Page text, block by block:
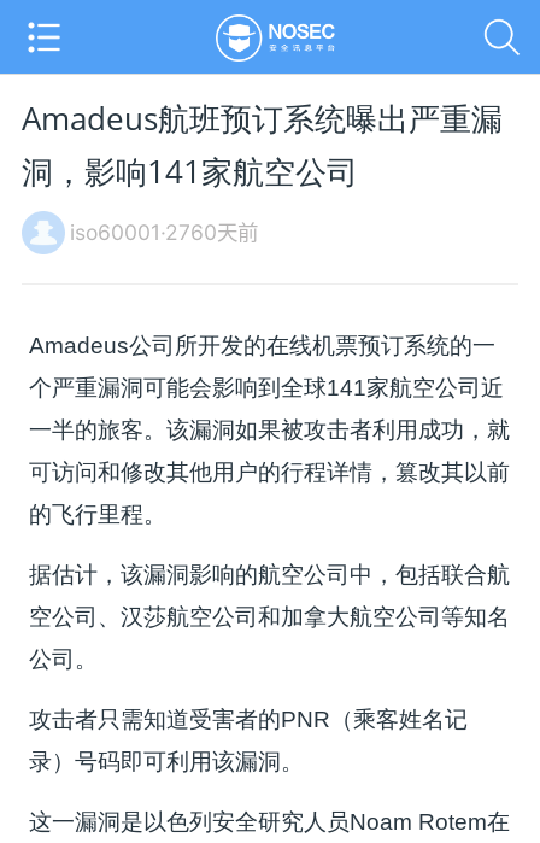
Amadeus航班预订系统曝出严重漏
洞，影响141家航空公司
iso60001·2760天前
Amadeus公司所开发的在线机票预订系统的一
个严重漏洞可能会影响到全球141家航空公司近
一半的旅客。该漏洞如果被攻击者利用成功，就
可访问和修改其他用户的行程详情，篡改其以前
的飞行里程。
据估计，该漏洞影响的航空公司中，包括联合航
空公司、汉莎航空公司和加拿大航空公司等知名
公司。
攻击者只需知道受害者的PNR（乘客姓名记
录）号码即可利用该漏洞。
这一漏洞是以色列安全研究人员Noam Rotem在